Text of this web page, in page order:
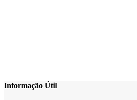
Informação Útil